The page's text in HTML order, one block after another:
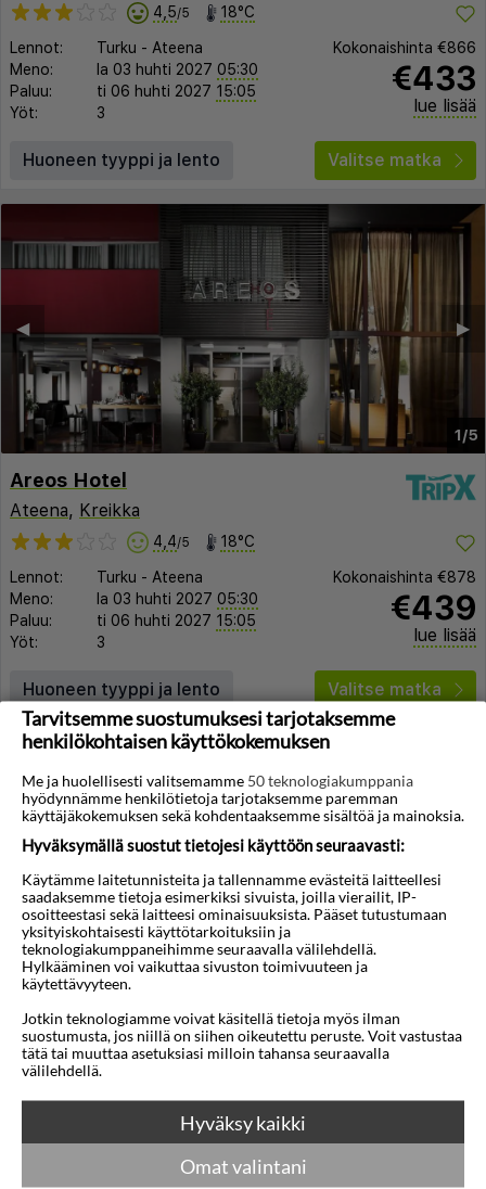
4,5/5 18°C
Lennot: Turku - Ateena
Meno:
la 03 huhti 2027 05:30
Paluu:
ti 06 huhti 2027 15:05
Yöt:
3
Kokonaishinta €866
€433
lue lisää
Huoneen tyyppi ja lento Valitse matka
1/5
▶︎
◀︎
Areos Hotel
Ateena, Kreikka
4,4/5 18°C
Lennot: Turku - Ateena
Meno:
la 03 huhti 2027 05:30
Paluu:
ti 06 huhti 2027 15:05
Yöt:
3
Kokonaishinta €878
€439
lue lisää
Huoneen tyyppi ja lento Valitse matka
◀︎
Skylark, Aluma Hotel & Resort
Ateena,Kreikka
Lennot: Turku-Ateena
la 27 maalis 2027 05:25
Kokonaishinta€898
€449
Tarvitsemme suostumuksesi tarjotaksemme
henkilökohtaisen käyttökokemuksen
Me ja huolellisesti valitsemamme 50 teknologiakumppania
hyödynnämme henkilötietoja tarjotaksemme paremman
käyttäjäkokemuksen sekä kohdentaaksemme sisältöä ja mainoksia.
Hyväksymällä suostut tietojesi käyttöön seuraavasti:
Käytämme laitetunnisteita ja tallennamme evästeitä laitteellesi
saadaksemme tietoja esimerkiksi sivuista, joilla vierailit, IP-
osoitteestasi sekä laitteesi ominaisuuksista. Pääset tutustumaan
yksityiskohtaisesti käyttötarkoituksiin ja
teknologiakumppaneihimme seuraavalla välilehdellä.
Hylkääminen voi vaikuttaa sivuston toimivuuteen ja
käytettävyyteen.
Jotkin teknologiamme voivat käsitellä tietoja myös ilman
suostumusta, jos niillä on siihen oikeutettu peruste. Voit vastustaa
tätä tai muuttaa asetuksiasi milloin tahansa seuraavalla
välilehdellä.
Hyväksy kaikki
Omat valintani